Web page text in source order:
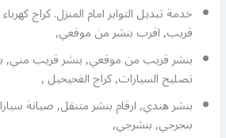
خدمة تبديل التواير امام المنزل. كراج
قريب, اقرب بنشر من موقعي,
بنشر قريب من موقعي, بنشر قريب مني,
تصليح السيارات, كراج الفحيحيل ,
بنشر هندي, ارقام بنشر متنقل, صيانة
بنجرجي, بنشرجي,